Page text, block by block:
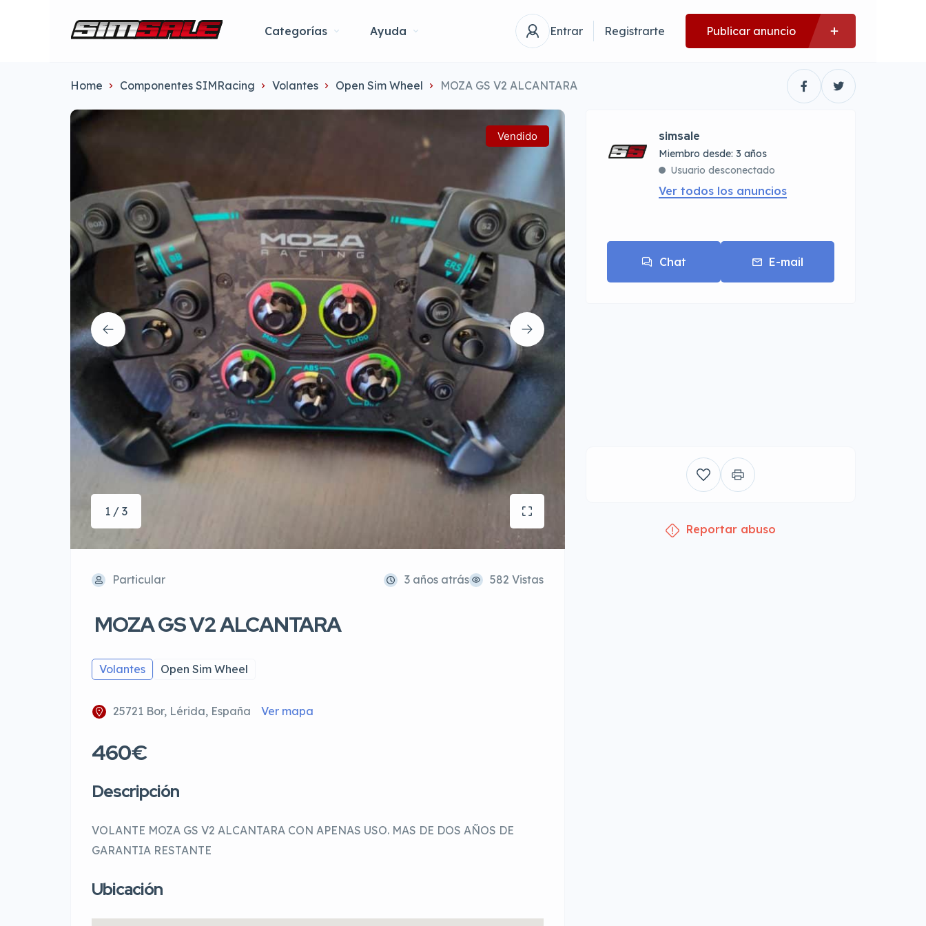
Categorías Ayuda Entrar Registrarte Publicar anuncio
Home Componentes SIMRacing Volantes Open Sim Wheel MOZA GS V2 ALCANTARA
Vendido
1 / 3
Particular 3 años atrás 582 Vistas
MOZA GS V2 ALCANTARA
Volantes Open Sim Wheel
25721 Bor, Lérida, España Ver mapa
460€
Descripción
VOLANTE MOZA GS V2 ALCANTARA CON APENAS USO. MAS DE DOS AÑOS DE
GARANTIA RESTANTE
Ubicación
simsale
Miembro desde: 3 años
Usuario desconectado
Ver todos los anuncios
Chat E-mail
Reportar abuso